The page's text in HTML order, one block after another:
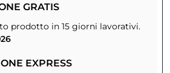
GRATIS
prodotto in 15 giorni lavorativi.
EXPRESS